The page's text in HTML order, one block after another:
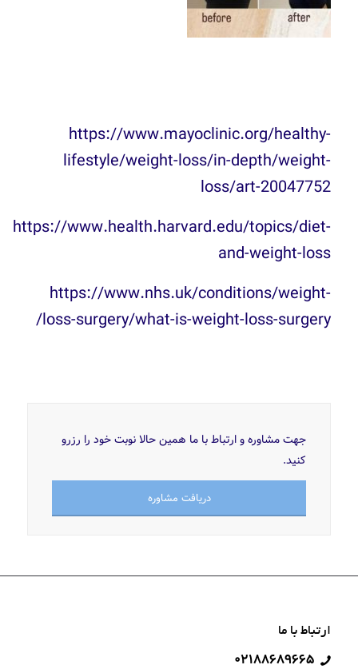
https://www.mayoclinic.org/healthy-
lifestyle/weight-loss/in-depth/weight-
loss/art-20047752
https://www.health.harvard.edu/topics/diet-
and-weight-loss
https://www.nhs.uk/conditions/weight-
loss-surgery/what-is-weight-loss-surgery/
جهت مشاوره و ارتباط با ما همین حالا نوبت خود را رزرو
کنید.
دریافت مشاوره
ارتباط با ما
۰۲۱۸۸۶۸۹۶۶۵